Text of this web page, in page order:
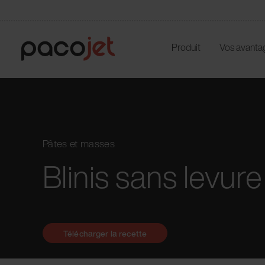
Produit Vos
Pâtes et masses
Blinis sans levure
Télécharger la recette